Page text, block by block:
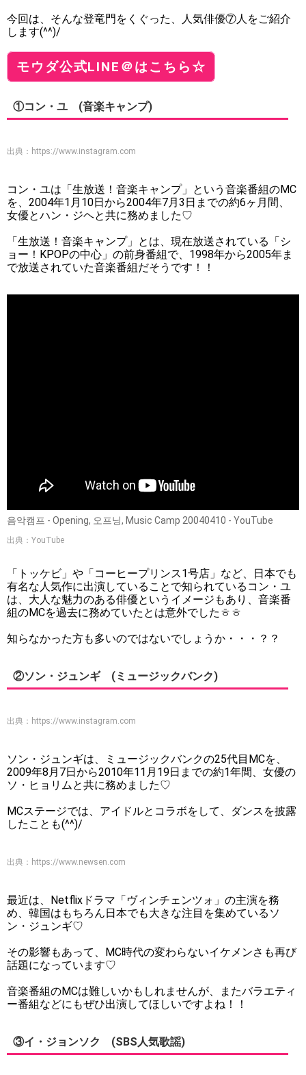
今回は、そんな登竜門をくぐった、人気俳優⑦人をご紹介
します(^^)/
モウダ公式LINE＠はこちら☆
①コン・ユ (音楽キャンプ)
出典： https://www.instagram.com
コン・ユは「生放送！音楽キャンプ」という音楽番組のMC
を、2004年1月10日から2004年7月3日までの約6ヶ月間、
女優とハン・ジヘと共に務めました♡
「生放送！音楽キャンプ」とは、現在放送されている「シ
ョー！KPOPの中心」の前身番組で、1998年から2005年ま
で放送されていた音楽番組だそうです！！
음악캠프 - Opening, 오프닝, Music Camp 20040410 - YouTube
出典：YouTube
「トッケビ」や「コーヒープリンス1号店」など、日本でも
有名な人気作に出演していることで知られているコン・ユ
は、大人な魅力のある俳優というイメージもあり、音楽番
組のMCを過去に務めていたとは意外でしたㅎㅎ
知らなかった方も多いのではないでしょうか・・・？？
②ソン・ジュンギ (ミュージックバンク)
出典： https://www.instagram.com
ソン・ジュンギは、ミュージックバンクの25代目MCを、
2009年8月7日から2010年11月19日までの約1年間、女優の
ソ・ヒョリムと共に務めました♡
MCステージでは、アイドルとコラボをして、ダンスを披露
したことも(^^)/
出典： https://www.newsen.com
最近は、Netflixドラマ「ヴィンチェンツォ」の主演を務
め、韓国はもちろん日本でも大きな注目を集めているソ
ン・ジュンギ♡
その影響もあって、MC時代の変わらないイケメンさも再び
話題になっています♡
音楽番組のMCは難しいかもしれませんが、またバラエティ
ー番組などにもぜひ出演してほしいですよね！！
③イ・ジョンソク (SBS人気歌謡)